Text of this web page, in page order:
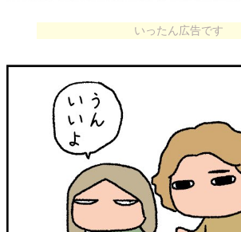
いったん広告です